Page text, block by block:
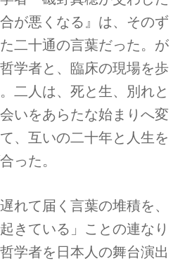
が悪くなる』は、そのず
二十通の言葉だった。が
学者と、臨床の現場を歩
二人は、死と生、別れと
いをあらたな始まりへ変
、互いの二十年と人生を
った。
れて届く言葉の堆積を、
きている」ことの連なり
学者を日本人の舞台演出